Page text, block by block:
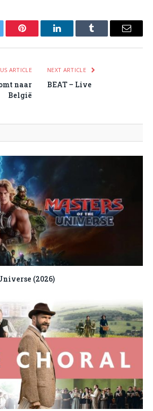
Pinterest LinkedInTumblr Email
ARTICLE
naar
België
NEXT ARTICLE
BEAT – Live
(2026)